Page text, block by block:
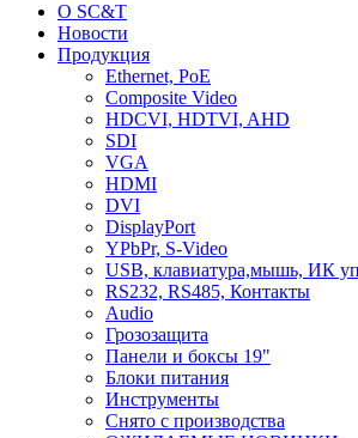
О SC&T
Новости
Продукция
Ethernet, PoE
Composite Video
HDCVI, HDTVI, AHD
SDI
VGA
HDMI
DVI
DisplayPort
YPbPr, S-Video
USB, клавиатура,мышь, ИК
RS232, RS485, Контакты
Audio
Грозозащита
Панели и боксы 19"
Блоки питания
Инструменты
Снято с производства